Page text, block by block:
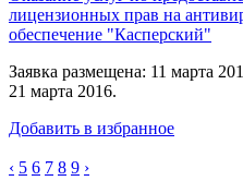
лицензионных прав на
обеспечение "Касперский"
Заявка размещена: 11 марта
21 марта 2016.
Добавить в избранное
‹ 5 6 7 8 9 ›